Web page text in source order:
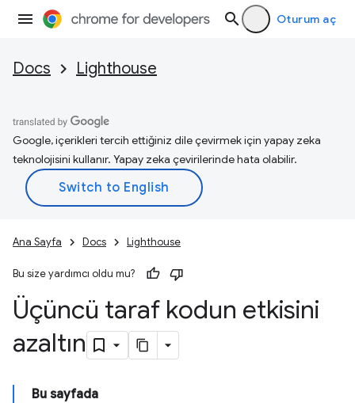
Oturum aç
Docs Lighthouse
Google, içerikleri tercih ettiğiniz dile çevirmek için yapay zeka
teknolojisini kullanır. Yapay zeka çevirilerinde hata olabilir.
Ana Sayfa Docs Lighthouse
Bu size yardımcı oldu mu?
Üçüncü taraf kodun etkisini
azaltın
Bu sayfada